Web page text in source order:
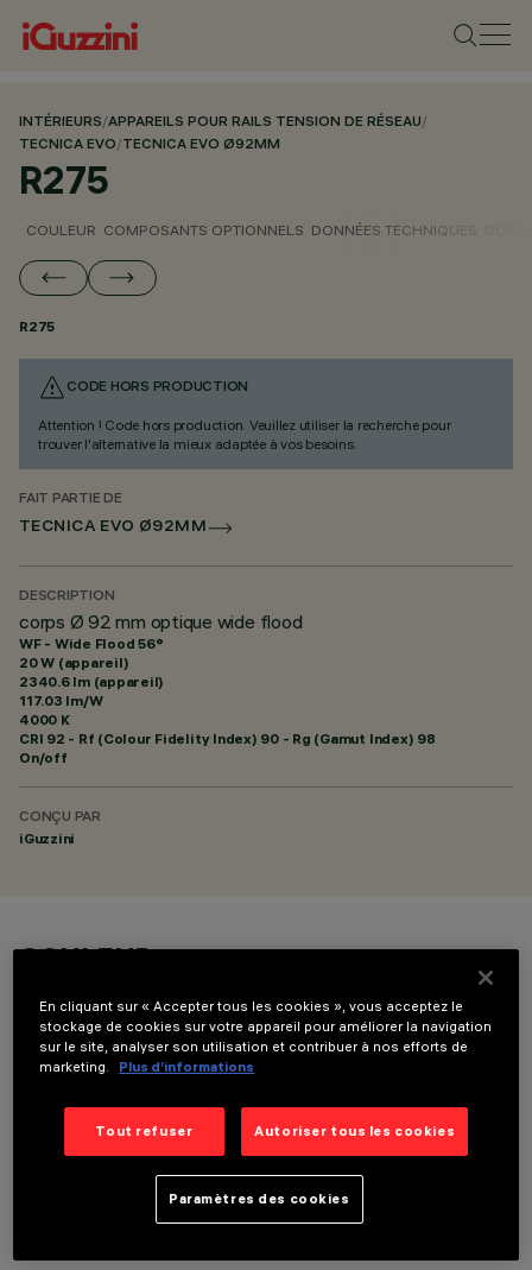
INTÉRIEURS/APPAREILS POUR RAILS TENSION DE RÉSEAU/
TECNICA EVO/TECNICA EVO Ø92MM
R275
COULEUR COMPOSANTS OPTIONNELS DONNÉES TECHNIQUES
R275
CODE HORS PRODUCTION
Attention ! Code hors production. Veuillez utiliser la recherche pour
trouver l'alternative la mieux adaptée à vos besoins.
FAIT PARTIE DE
TECNICA EVO Ø92MM
DESCRIPTION
corps Ø 92 mm optique wide flood
WF - Wide Flood 56°
20 W (appareil)
2340.6 lm (appareil)
117.03 lm/W
4000 K
CRI 92 - Rf (Colour Fidelity Index) 90 - Rg (Gamut Index) 98
On/off
CONÇU PAR
iGuzzini
COULEUR
COMPOSANTS OPTIONNELS
En cliquant sur « Accepter tous les cookies », vous acceptez le
stockage de cookies sur votre appareil pour améliorer la navigation
sur le site, analyser son utilisation et contribuer à nos efforts de
marketing.
Plus d’informations
Tout refuser Autoriser tous les cookies
Paramètres des cookies